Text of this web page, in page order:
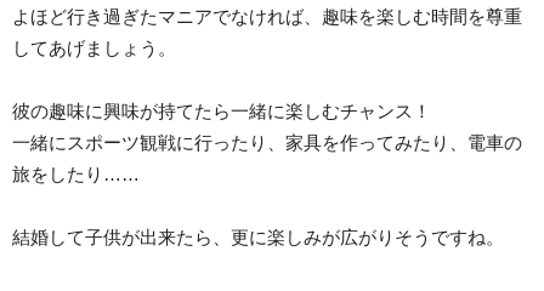
よほど行き過ぎたマニアでなければ、趣味を楽しむ時間を尊重
してあげましょう。
彼の趣味に興味が持てたら一緒に楽しむチャンス！
一緒にスポーツ観戦に行ったり、家具を作ってみたり、電車の
旅をしたり……
結婚して子供が出来たら、更に楽しみが広がりそうですね。